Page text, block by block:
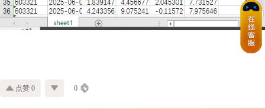
点赞 0 0